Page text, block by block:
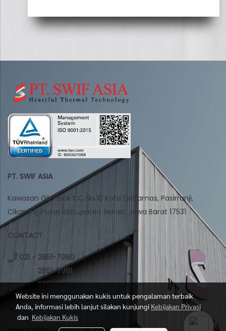
PT. SWIF ASIA
Kawasan GIIC Blok CC No.10 Kota Deltamas, Pasirranji,
Cikarang Pusat Kabupaten Bekasi, Jawa Barat 17531
CONTACT
021 - 2851-7980
2851-7981
2851-7982
SANKEN SANGYO
Website ini menggunakan kukis untuk pengalaman terbaik
Anda, informasi lebih lanjut silakan kunjungi Kebijakan Privasi
dan Kebijakan Kukis